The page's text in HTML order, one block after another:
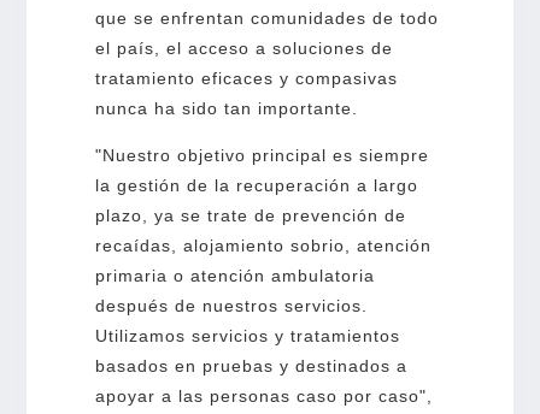
que se enfrentan comunidades de todo
el país, el acceso a soluciones de
tratamiento eficaces y compasivas
nunca ha sido tan importante.
"Nuestro objetivo principal es siempre
la gestión de la recuperación a largo
plazo, ya se trate de prevención de
recaídas, alojamiento sobrio, atención
primaria o atención ambulatoria
después de nuestros servicios.
Utilizamos servicios y tratamientos
basados en pruebas y destinados a
apoyar a las personas caso por caso",